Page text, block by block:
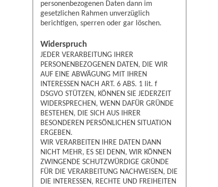
personenbezogenen Daten dann im
gesetzlichen Rahmen unverzüglich
berichtigen, sperren oder gar löschen.
Widerspruch
JEDER VERARBEITUNG IHRER
PERSONENBEZOGENEN DATEN, DIE WIR
AUF EINE ABWÄGUNG MIT IHREN
INTERESSEN NACH ART. 6 ABS. 1 lit. f
DSGVO STÜTZEN, KÖNNEN SIE JEDERZEIT
WIDERSPRECHEN, WENN DAFÜR GRÜNDE
BESTEHEN, DIE SICH AUS IHRER
BESONDEREN PERSÖNLICHEN SITUATION
ERGEBEN.
WIR VERARBEITEN IHRE DATEN DANN
NICHT MEHR, ES SEI DENN, WIR KÖNNEN
ZWINGENDE SCHUTZWÜRDIGE GRÜNDE
FÜR DIE VERARBEITUNG NACHWEISEN, DIE
DIE INTERESSEN, RECHTE UND FREIHEITEN